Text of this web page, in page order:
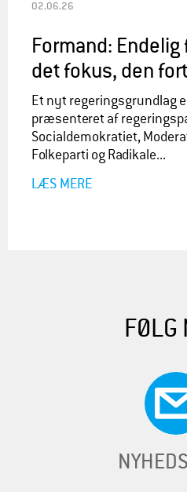
02.06.26
Formand:
det fokus, den
Et nyt regeringsgrundlag
præsenteret af
Socialdemokratiet,
Folkeparti og Radikale...
LÆS MERE
FØLG